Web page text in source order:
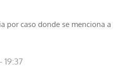
por caso donde se menciona a
19:37